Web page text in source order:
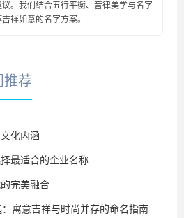
。我们结合五行平衡、音律美学与名字
祥如意的名字方案。
推荐
化内涵
最适合的企业名称
完美融合
寓意吉祥与时尚并存的命名指南